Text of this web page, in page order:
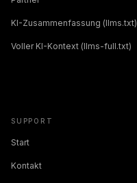
KI-Zusammenfassung (llms.txt)
Voller KI-Kontext (llms-full.txt)
SUPPORT
Start
Kontakt